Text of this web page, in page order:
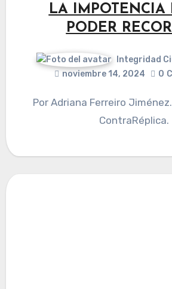
LA IMPOTENCIA
PODER
Integridad
noviembre 14, 2024
0
Por Adriana Ferreiro Jiménez. Publicado en
ContraRéplica.